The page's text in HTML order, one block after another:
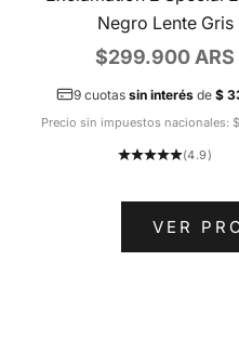
Negro Lente Gris
Precio de oferta
$299.900 ARS
9 cuotas sin interésde $
Precio sin impuestos nacionales:
(4.9)
VER